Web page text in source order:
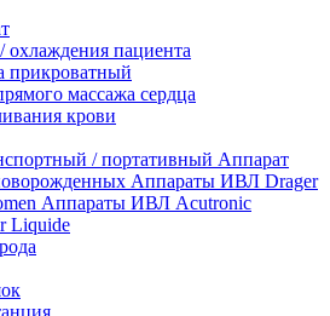
охлаждения пациента
прикроватный
массажа сердца
крови
/ портативный Аппарат
Аппараты ИВЛ Drager
Аппараты ИВЛ Acutronic
Liquide